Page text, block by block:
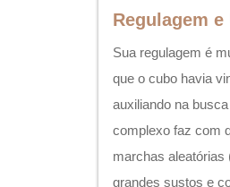
utilização de
optei por projetar
problema, embora